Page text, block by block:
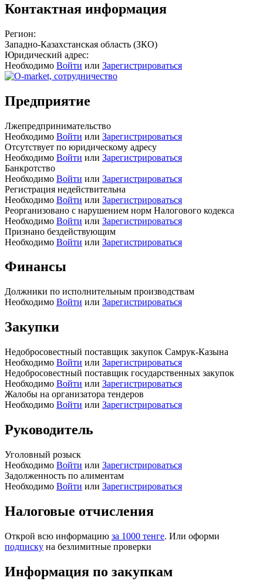
Контактная информация
Регион:
Западно-Казахстанская область (ЗКО)
Юридический адрес:
Необходимо Войти или Зарегистрироваться
Предприятие
Лжепредпринимательство
Необходимо Войти или Зарегистрироваться
Отсутствует по юридическому адресу
Необходимо Войти или Зарегистрироваться
Банкротство
Необходимо Войти или Зарегистрироваться
Регистрация недействительна
Необходимо Войти или Зарегистрироваться
Реорганизовано с нарушением норм Налогового кодекса
Необходимо Войти или Зарегистрироваться
Признано бездействующим
Необходимо Войти или Зарегистрироваться
Финансы
Должники по исполнительным производствам
Необходимо Войти или Зарегистрироваться
Закупки
Недобросовестный поставщик закупок Самрук-Казына
Необходимо Войти или Зарегистрироваться
Недобросовестный поставщик государственных закупок
Необходимо Войти или Зарегистрироваться
Жалобы на организатора тендеров
Необходимо Войти или Зарегистрироваться
Руководитель
Уголовный розыск
Необходимо Войти или Зарегистрироваться
Задолженность по алиментам
Необходимо Войти или Зарегистрироваться
Налоговые отчисления
Открой всю информацию за 1000 тенге. Или оформи
подписку на безлимитные проверки
Информация по закупкам